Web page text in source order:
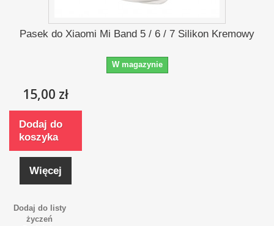
Pasek do Xiaomi Mi Band 5 / 6 / 7 Silikon Kremowy
W magazynie
15,00 zł
Dodaj do
koszyka
Więcej
Dodaj do listy
życzeń